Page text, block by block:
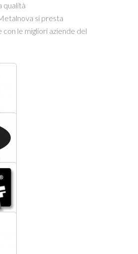
qualità
si presta
le migliori aziende del